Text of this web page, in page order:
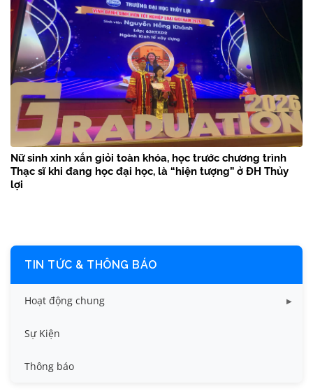
Nữ sinh xinh xắn giỏi toàn khóa, học trước chương trình
Thạc sĩ khi đang học đại học, là “hiện tượng” ở ĐH Thủy
lợi
TIN TỨC & THÔNG BÁO
Hoạt động chung
Tin công tác sinh viên
Tin đào tạo
Sự Kiện
Thông báo